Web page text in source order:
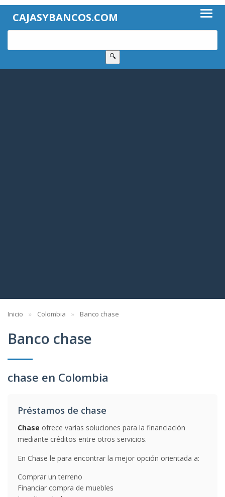
CAJASYBANCOS.COM
🔍
Inicio Colombia Banco chase
Banco chase
chase en Colombia
Préstamos de chase
Chase ofrece varias soluciones para la financiación
mediante créditos entre otros servicios.
En Chase le para encontrar la mejor opción orientada a:
Comprar un terreno
Financiar compra de muebles